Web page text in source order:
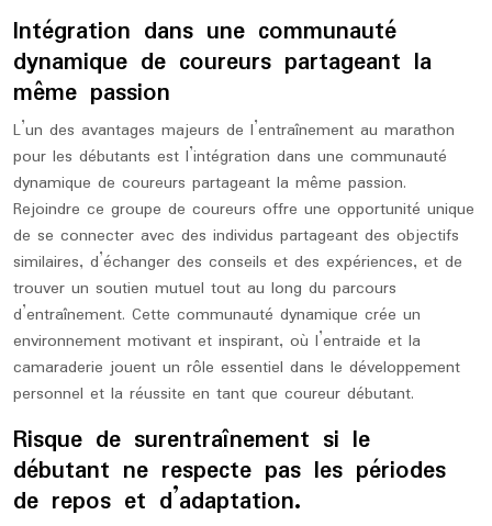
Intégration dans une communauté
dynamique de coureurs partageant la
même passion
L’un des avantages majeurs de l’entraînement au marathon
pour les débutants est l’intégration dans une communauté
dynamique de coureurs partageant la même passion.
Rejoindre ce groupe de coureurs offre une opportunité unique
de se connecter avec des individus partageant des objectifs
similaires, d’échanger des conseils et des expériences, et de
trouver un soutien mutuel tout au long du parcours
d’entraînement. Cette communauté dynamique crée un
environnement motivant et inspirant, où l’entraide et la
camaraderie jouent un rôle essentiel dans le développement
personnel et la réussite en tant que coureur débutant.
Risque de surentraînement si le
débutant ne respecte pas les périodes
de repos et d’adaptation.